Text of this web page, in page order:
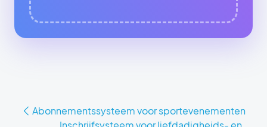
Abonnementssysteem voor sportevenementen